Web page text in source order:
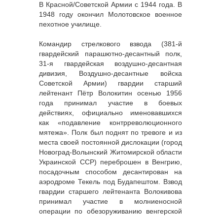
В Красной/Советской Армии с 1944 года. В
1948 году окончил Молотовское военное
пехотное училище.
Командир стрелкового взвода (381-й
гвардейский парашютно-десантный полк,
31-я гвардейская воздушно-десантная
дивизия, Воздушно-десантные войска
Советской Армии) гвардии старший
лейтенант Пётр Волокитин осенью 1956
года принимал участие в боевых
действиях, официально именовавшихся
как «подавление контрреволюционного
мятежа». Полк был поднят по тревоге и из
места своей постоянной дислокации (город
Новоград-Волынский Житомирской области
Украинской ССР) переброшен в Венгрию,
посадочным способом десантирован на
аэродроме Текель под Будапештом. Взвод
гвардии старшего лейтенанта Волокивова
принимал участие в молниеносной
операции по обезоруживанию венгерской